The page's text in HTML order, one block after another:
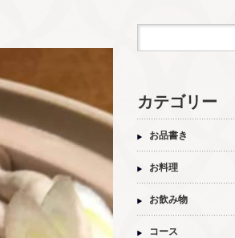
カテゴリー
お品書き
お料理
お飲み物
コース